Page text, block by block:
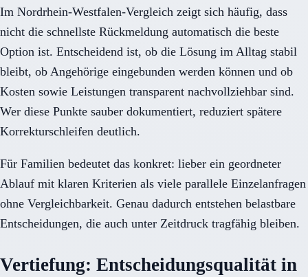
Im Nordrhein-Westfalen-Vergleich zeigt sich häufig, dass
nicht die schnellste Rückmeldung automatisch die beste
Option ist. Entscheidend ist, ob die Lösung im Alltag stabil
bleibt, ob Angehörige eingebunden werden können und ob
Kosten sowie Leistungen transparent nachvollziehbar sind.
Wer diese Punkte sauber dokumentiert, reduziert spätere
Korrekturschleifen deutlich.
Für Familien bedeutet das konkret: lieber ein geordneter
Ablauf mit klaren Kriterien als viele parallele Einzelanfragen
ohne Vergleichbarkeit. Genau dadurch entstehen belastbare
Entscheidungen, die auch unter Zeitdruck tragfähig bleiben.
Vertiefung: Entscheidungsqualität in